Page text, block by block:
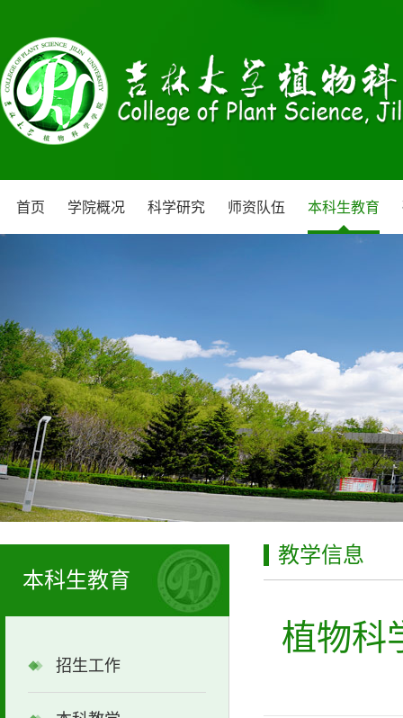
首页 学院概况 科学研究 师资队伍 本科生教育
本科生教育
招生工作
教学信息
植物科